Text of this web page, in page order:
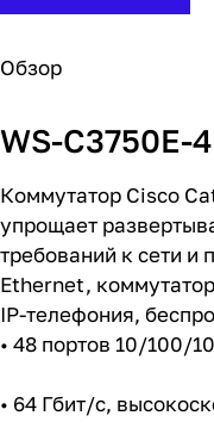
Обзор
WS-C3750E-
Коммутатор Cisco
упрощает
требований к сети
Ethernet,
IP-телефония,
• 48 портов 10/100/
• 64 Гбит/с,